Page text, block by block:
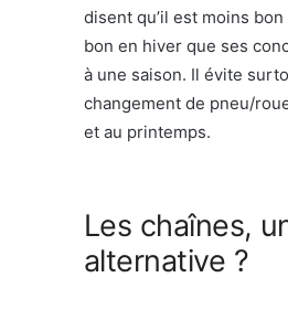
disent qu’il est moins
bon en hiver que ses
à une saison. Il évite
changement de pneu/
et au printemps.
Les chaînes,
alternative ?